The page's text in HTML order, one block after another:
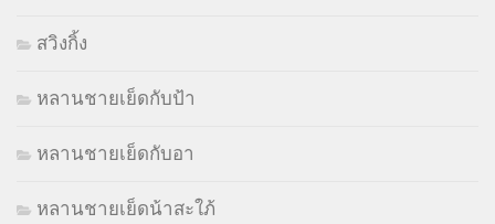
สวิงกิ้ง
หลานชายเย็ดกับป้า
หลานชายเย็ดกับอา
หลานชายเย็ดน้าสะใภ้